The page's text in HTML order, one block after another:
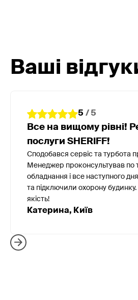
Ваші
5 / 5
Все на вищому рівні!
послуги SHERIFF!
Сподобався сервіс та турбота
Менеджер проконсультував по
обладнання і все наступного
та підключили охорону
якість!
Катерина, Київ